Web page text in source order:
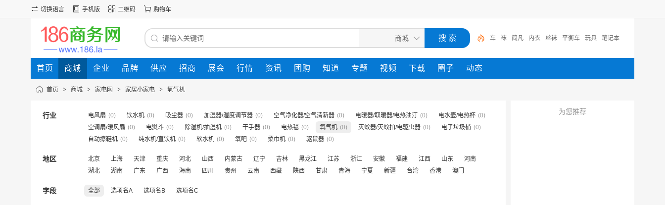
切换语言 手机版 二维码 购物车
车 袜 简凡 内衣 丝袜 平衡车 玩具 笔记本
首页 商城 企业 品牌 供应 招商 展会 行情 资讯 团购 知道 专题 视频 下载 圈子 动态
首页 > 商城 > 家电网 > 家居小家电 > 氧气机
行业 电风扇 (0) 饮水机 (0) 吸尘器 (0) 加湿器/湿度调节器 (0) 空气净化器/空气清新器 (0) 电暖器/取暖器/电热油汀 (0) 电水壶/电热杯 (0)
空调扇/暖风扇 (0) 电熨斗 (0) 除湿机/抽湿机 (0) 干手器 (0) 电热毯 (0) 氧气机 (0) 灭蚊器/灭蚊拍/电驱虫器 (0) 电子垃圾桶 (0)
自动擦鞋机 (0) 纯水机/直饮机 (0) 软水机 (0) 氧吧 (0) 柔巾机 (0) 驱鼠器 (0)
地区 北京 上海 天津 重庆 河北 山西 内蒙古 辽宁 吉林 黑龙江 江苏 浙江 安徽 福建 江西 山东
河南
湖北
湖南 广东 广西 海南 四川 贵州 云南 西藏 陕西 甘肃 青海 宁夏 新疆 台湾 香港 澳门
字段 全部 选项名A 选项名B 选项名C
为您推荐